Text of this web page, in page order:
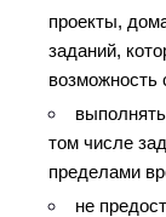
проекты,
заданий,
возможность
том числе
пределами
не